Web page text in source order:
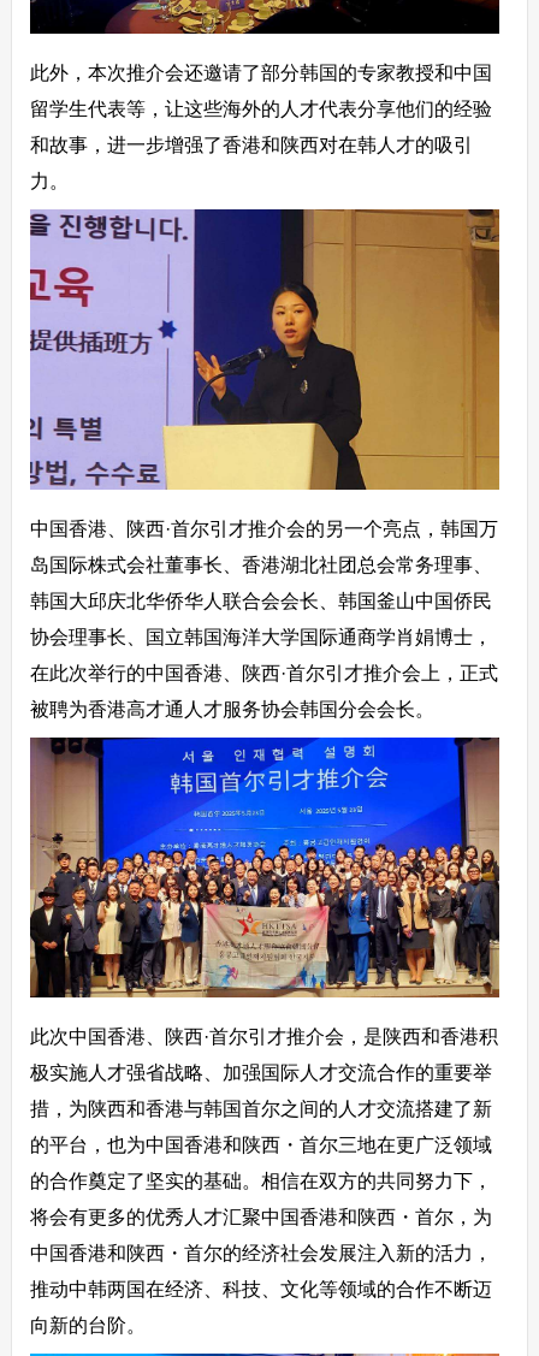
此外，本次推介会还邀请了部分韩国的专家教授和中国
留学生代表等，让这些海外的人才代表分享他们的经验
和故事，进一步增强了香港和陕西对在韩人才的吸引
力。
中国香港、陕西·首尔引才推介会的另一个亮点，韩国万
岛国际株式会社董事长、香港湖北社团总会常务理事、
韩国大邱庆北华侨华人联合会会长、韩国釜山中国侨民
协会理事长、国立韩国海洋大学国际通商学肖娟博士，
在此次举行的中国香港、陕西·首尔引才推介会上，正式
被聘为香港高才通人才服务协会韩国分会会长。
此次中国香港、陕西·首尔引才推介会，是陕西和香港积
极实施人才强省战略、加强国际人才交流合作的重要举
措，为陕西和香港与韩国首尔之间的人才交流搭建了新
的平台，也为中国香港和陕西・首尔三地在更广泛领域
的合作奠定了坚实的基础。相信在双方的共同努力下，
将会有更多的优秀人才汇聚中国香港和陕西・首尔，为
中国香港和陕西・首尔的经济社会发展注入新的活力，
推动中韩两国在经济、科技、文化等领域的合作不断迈
向新的台阶。